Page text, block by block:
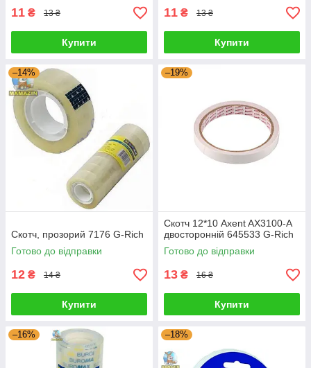
11 ₴ 13 ₴
Купити
11 ₴ 13 ₴
Купити
–14%
Скотч, прозорий 7176 G-Rich
Готово до відправки
12 ₴ 14 ₴
Купити
–19%
Скотч 12*10 Axent AX3100-A
двосторонній 645533 G-Rich
Готово до відправки
13 ₴ 16 ₴
Купити
–16% –18%